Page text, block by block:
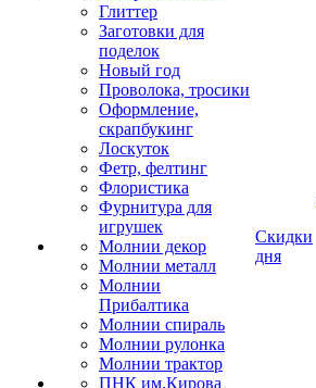
Глиттер
Заготовки для
поделок
Новый год
Проволока, тросики
Оформление,
скрапбукинг
Лоскуток
Фетр, фелтинг
Флористика
Фурнитура для
игрушек
Молнии декор
Молнии металл
Молнии
Прибалтика
Молнии спираль
Молнии рулонка
Молнии трактор
ПНК им.Кирова
Скидки
дня